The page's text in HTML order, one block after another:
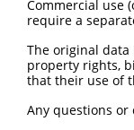
Commercial use
require a
The original
property rights,
that their use of
Any questions or